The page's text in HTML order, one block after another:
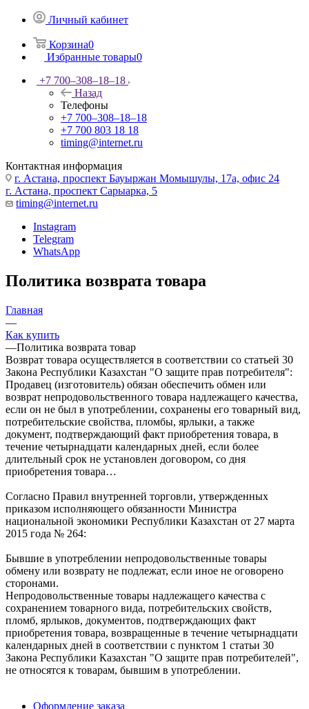
Личный кабинет
Корзина0
Избранные товары0
+7 700‒308‒18‒18
Назад
Телефоны
+7 700‒308‒18‒18
+7 700 803 18 18
timing@internet.ru
Контактная информация
г. Астана, проспект Бауыржан Момышулы, 17а, офис 24
г. Астана, проспект Сарыарка, 5
timing@internet.ru
Instagram
Telegram
WhatsApp
Политика возврата товара
Главная
—
Как купить
—Политика возврата товар
Возврат товара осуществляется в соответствии со статьей 30
Закона Республики Казахстан "О защите прав потребителя":
Продавец (изготовитель) обязан обеспечить обмен или
возврат непродовольственного товара надлежащего качества,
если он не был в употреблении, сохранены его товарный вид,
потребительские свойства, пломбы, ярлыки, а также
документ, подтверждающий факт приобретения товара, в
течение четырнадцати календарных дней, если более
длительный срок не установлен договором, со дня
приобретения товара…
Согласно Правил внутренней торговли, утвержденных
приказом исполняющего обязанности Министра
национальной экономики Республики Казахстан от 27 марта
2015 года № 264:
Бывшие в употреблении непродовольственные товары
обмену или возврату не подлежат, если иное не оговорено
сторонами.
Непродовольственные товары надлежащего качества с
сохранением товарного вида, потребительских свойств,
пломб, ярлыков, документов, подтверждающих факт
приобретения товара, возвращенные в течение четырнадцати
календарных дней в соответствии с пунктом 1 статьи 30
Закона Республики Казахстан "О защите прав потребителей",
не относятся к товарам, бывшим в употреблении.
Оформление заказа